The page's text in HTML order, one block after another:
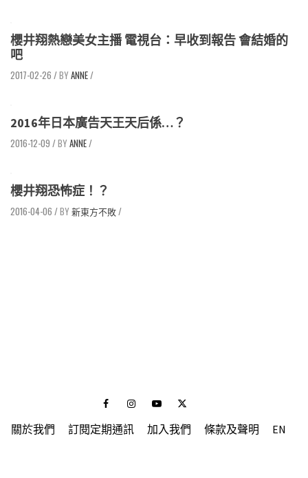
櫻井翔熱戀美女主播 電視台：早收到報告 會結婚的
吧
2017-02-26 / ANNE/
2016年日本廣告天王天后係…？
2016-12-09 / ANNE/
櫻井翔恐怖症！？
2016-04-06 / 新東方不敗/
FacebookInstagramYoutubeTwitter
關於我們 訂閱定期通訊 加入我們 條款及聲明 EN